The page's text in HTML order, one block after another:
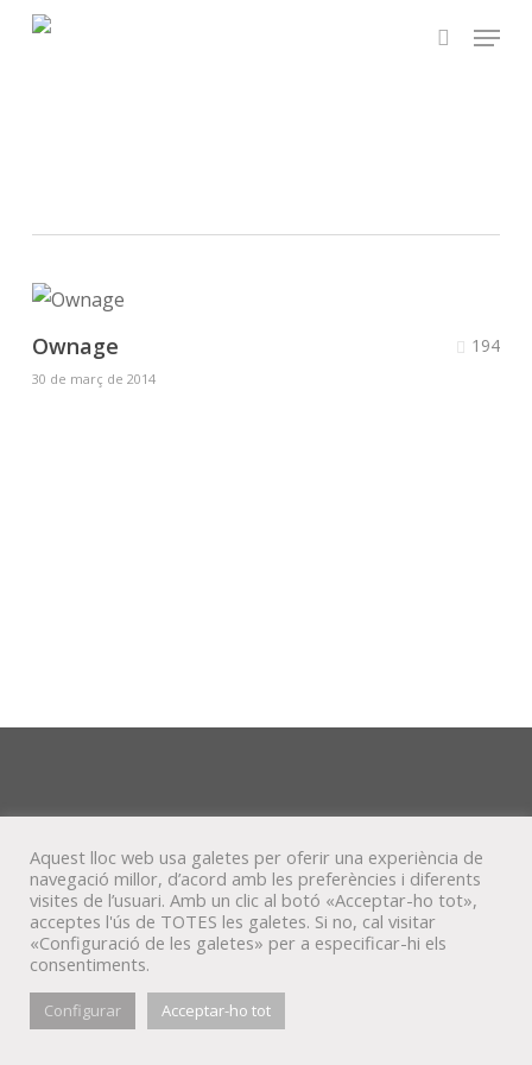
Skip
search
Menu
Ownage
30 de març de 2014
194
© Veta Visual, 2022
blueskybehancemixcloud
Aquest lloc web usa galetes per oferir una experiència de
navegació millor, d’acord amb les preferències i diferents
visites de l’usuari. Amb un clic al botó «Acceptar-ho tot»,
acceptes l'ús de TOTES les galetes. Si no, cal visitar
«Configuració de les galetes» per a especificar-hi els
consentiments.
Configurar Acceptar-ho tot